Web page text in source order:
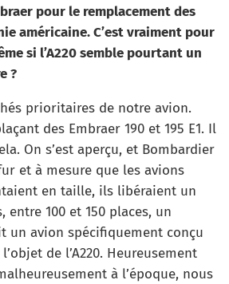
pour le remplacement des
américaine. C’est vraiment pour
si l’A220 semble pourtant un
?
prioritaires de notre avion.
des Embraer 190 et 195 E1. Il
On s’est aperçu, et Bombardier
et à mesure que les avions
en taille, ils libéraient un
entre 100 et 150 places, un
un avion spécifiquement conçu
de l’A220. Heureusement
à l’époque, nous